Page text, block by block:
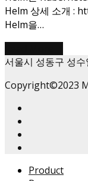
Helm 상세 소개 :
Helm을…
서울시 성동구 성
Copyright©2023
Product